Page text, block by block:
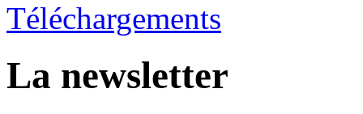
Téléchargements
La newsletter